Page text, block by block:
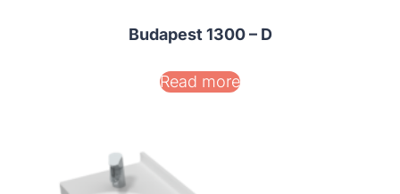
Budapest 1300 – D
Read more